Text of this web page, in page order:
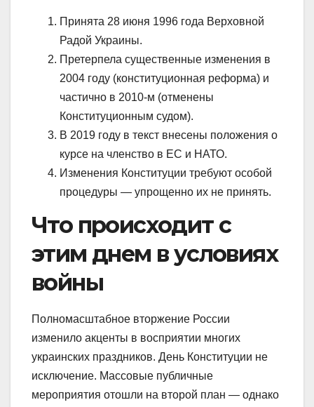
Принята 28 июня 1996 года Верховной
Радой Украины.
Претерпела существенные изменения в
2004 году (конституционная реформа) и
частично в 2010-м (отменены
Конституционным судом).
В 2019 году в текст внесены положения о
курсе на членство в ЕС и НАТО.
Изменения Конституции требуют особой
процедуры — упрощенно их не принять.
Что происходит с
этим днем в условиях
войны
Полномасштабное вторжение России
изменило акценты в восприятии многих
украинских праздников. День Конституции не
исключение. Массовые публичные
мероприятия отошли на второй план — однако